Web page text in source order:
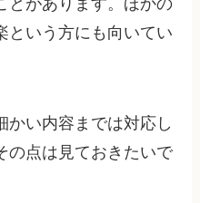
とがあります。ほかの
という方にも向いてい
かい内容までは対応し
の点は見ておきたいで